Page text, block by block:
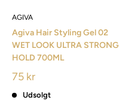
AGIVA
Agiva Hair Styling Gel 02
WET LOOK ULTRA STRONG
HOLD 700ML
75 kr
Udsolgt